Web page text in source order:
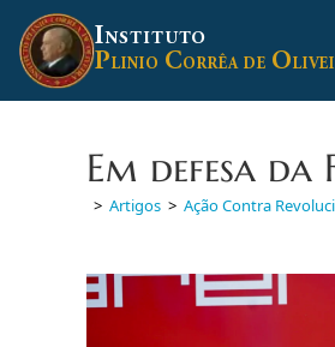
para
conteúdo
INSTITUTO
PLINIO CORRÊA DE O
Em defesa
> Artigos > Ação Contra